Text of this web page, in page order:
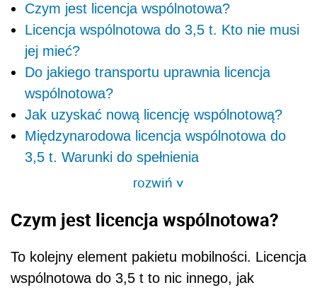
Czym jest licencja wspólnotowa?
Licencja wspólnotowa do 3,5 t. Kto nie musi
jej mieć?
Do jakiego transportu uprawnia licencja
wspólnotowa?
Jak uzyskać nową licencję wspólnotową?
Międzynarodowa licencja wspólnotowa do
3,5 t. Warunki do spełnienia
rozwiń>
Czym jest licencja wspólnotowa?
To kolejny element pakietu mobilności. Licencja
wspólnotowa do 3,5 t to nic innego, jak